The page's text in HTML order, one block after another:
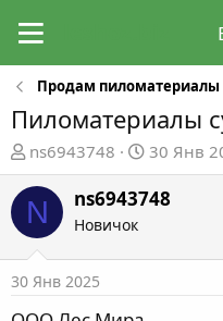
Продам пиломатериалы
Пиломатериалы
А
в
т
о
р
е
м
ns6943748
Д
а
т
а
30 Янв
N ns6943748
Новичок
30 Янв 2025